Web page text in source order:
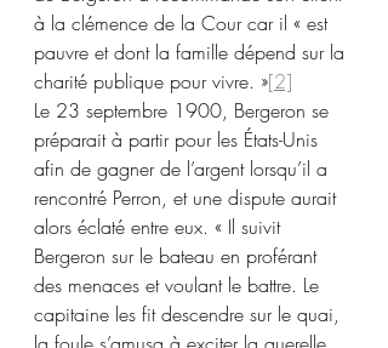
à la clémence de la Cour car il « est
pauvre et dont la famille dépend sur la
charité publique pour vivre. »[2]
Le 23 septembre 1900, Bergeron se
préparait à partir pour les États-Unis
afin de gagner de l’argent lorsqu’il a
rencontré Perron, et une dispute aurait
alors éclaté entre eux. « Il suivit
Bergeron sur le bateau en proférant
des menaces et voulant le battre. Le
capitaine les fit descendre sur le quai,